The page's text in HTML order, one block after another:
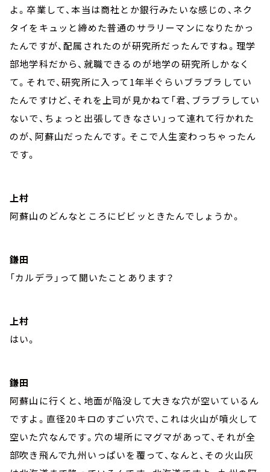
よ。卒業して、本当は商社とか銀行みたいな感じの、ネク
タイをキュッと締めた普通のサラリーマンになりたかっ
たんですが、配属されたのが研究所だったんですね。理学
部地学科だから、就職できるのが地学の研究所しかなく
て。それで、研究所に入って1年半ぐらいブラブラしてい
たんですけど、それを上司が見かねて「君、ブラブラしてい
ないで、ちょっと出張してきなさい」って連れて行かれた
のが、阿蘇山だったんです。そこで人生変わっちゃったん
です。
上村
阿蘇山のどんなところにビビッときたんでしょうか。
鎌田
「カルデラ」って聞いたことあります？
上村
はい。
鎌田
阿蘇山に行くと、地面が陥没して大きな穴が空いているん
ですよ。直径20キロのすごい穴で、これは火山が噴火して
空いた穴なんです。穴の場所にマグマがあって、それが全
部吹き飛んで九州いっぱいを覆って、なんと、その火山灰